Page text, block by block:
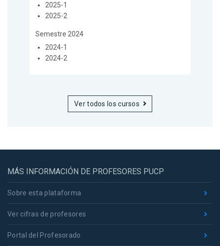
2025-1
2025-2
Semestre 2024
2024-1
2024-2
Ver todos los cursos
MÁS INFORMACIÓN DE PROFESORES PUCP
Sobre esta plataforma
Ver cifras de profesores
Portal del Profesorado